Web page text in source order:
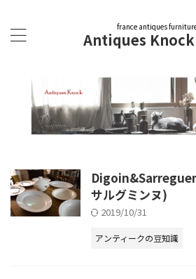
france antiques
Antiques
サルグミンヌ)
2019/10/31
アンティークの豆知識